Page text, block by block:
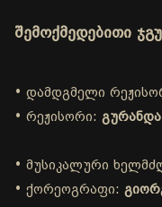
შემოქმედებითი
• დამდგმელი
• რეჟისორი:
• მუსიკალური
• ქორეოგრაფი: